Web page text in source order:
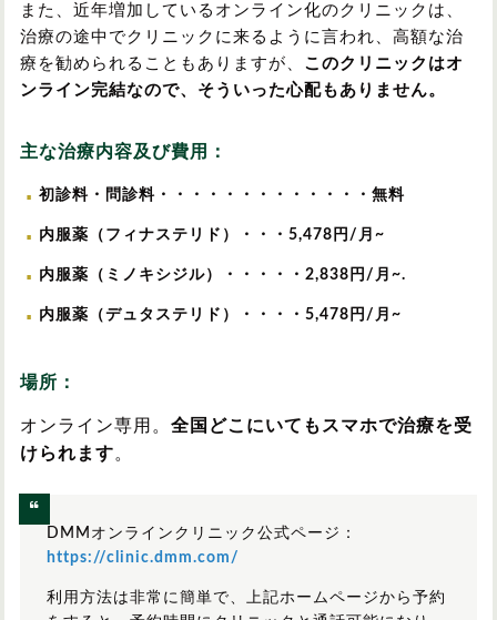
また、近年増加しているオンライン化のクリニックは、
治療の途中でクリニックに来るように言われ、高額な治
療を勧められることもありますが、 このクリニックはオ
ンライン完結なので、そういった心配もありません。
主な治療内容及び費用：
初診料・問診料・・・・・・・・・・・・・無料
内服薬（フィナステリド）・・・ 5,478 円/月~
内服薬（ミノキシジル）・・・・・ 2,838 円/月~.
内服薬（デュタステリド）・・・・ 5,478 円/月~
場所：
オンライン専用。 全国どこにいてもスマホで治療を受
けられます。
DMMオンラインクリニック公式ページ：
https://clinic.dmm.com/
利用方法は非常に簡単で、上記ホームページから予約